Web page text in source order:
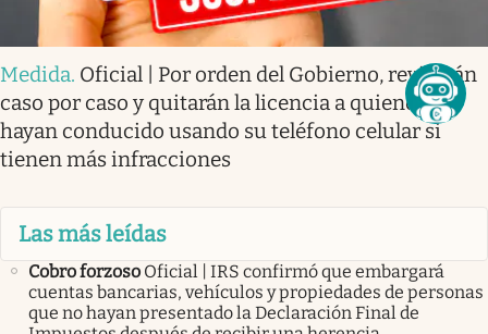
Medida. Oficial | Por orden del Gobierno, revisarán
caso por caso y quitarán la licencia a quienes
hayan conducido usando su teléfono celular si
tienen más infracciones
Las más leídas
Cobro forzoso Oficial | IRS confirmó que embargará
cuentas bancarias, vehículos y propiedades de personas
que no hayan presentado la Declaración Final de